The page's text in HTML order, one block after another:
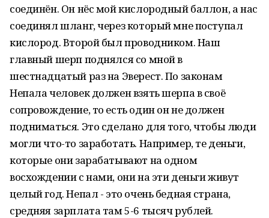
соединён. Он нёс мой кислородный баллон, а нас
соединял шланг, через который мне поступал
кислород. Второй был проводником. Наш
главный шерп поднялся со мной в
шестнадцатый раз на Эверест. По законам
Непала человек должен взять шерпа в своё
сопровождение, то есть один он не должен
подниматься. Это сделано для того, чтобы люди
могли что-то заработать. Например, те деньги,
которые они зарабатывают на одном
восхождении с нами, они на эти деньги живут
целый год. Непал - это очень бедная страна,
средняя зарплата там 5-6 тысяч рублей.